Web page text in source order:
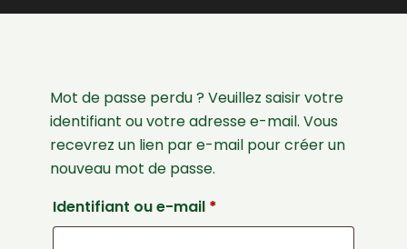
Mot de passe perdu ? Veuillez saisir votre
identifiant ou votre adresse e-mail. Vous
recevrez un lien par e-mail pour créer un
nouveau mot de passe.
Identifiant ou e-mail *